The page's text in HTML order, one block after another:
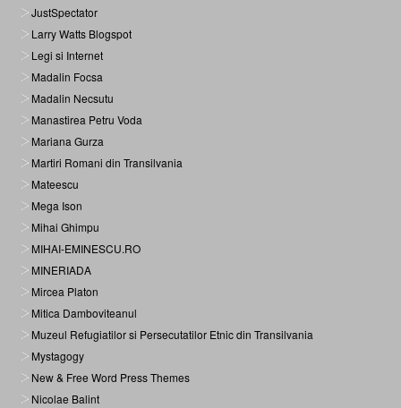
JustSpectator
Larry Watts Blogspot
Legi si Internet
Madalin Focsa
Madalin Necsutu
Manastirea Petru Voda
Mariana Gurza
Martiri Romani din Transilvania
Mateescu
Mega Ison
Mihai Ghimpu
MIHAI-EMINESCU.RO
MINERIADA
Mircea Platon
Mitica Damboviteanul
Muzeul Refugiatilor si Persecutatilor Etnic din Transilvania
Mystagogy
New & Free Word Press Themes
Nicolae Balint